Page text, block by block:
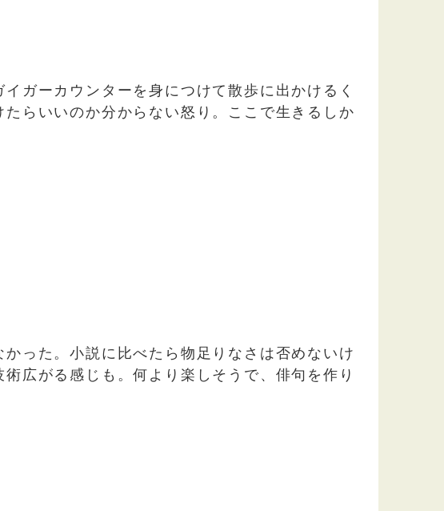
ガーカウンターを身につけて散歩に出かけるく
らいいのか分からない怒り。ここで生きるしか
った。小説に比べたら物足りなさは否めないけ
広がる感じも。何より楽しそうで、俳句を作り